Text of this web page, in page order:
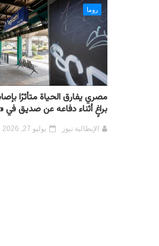
روما
مصري يفارق الحياة متأثرًا
براغٍ أثناء دفاعه عن صديق في
الإيطالية نيوز يوليو 27, 2026